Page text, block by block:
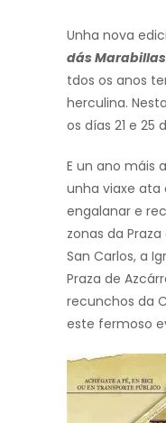
Unha nova
dás Marabillas
tdos os anos
herculina.
os días 21 e 25
E un ano máis
unha viaxe ata
engalanar e
zonas da
San Carlos, a
Praza de
recunchos da
este fermoso